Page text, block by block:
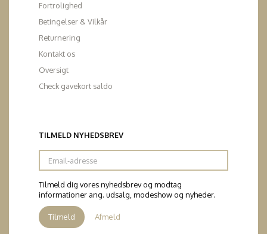
Fortrolighed
Betingelser & Vilkår
Returnering
Kontakt os
Oversigt
Check gavekort saldo
TILMELD NYHEDSBREV
Email-
adresse
Tilmeld dig vores nyhedsbrev og modtag
informationer ang. udsalg, modeshow og nyheder.
Tilmeld Afmeld